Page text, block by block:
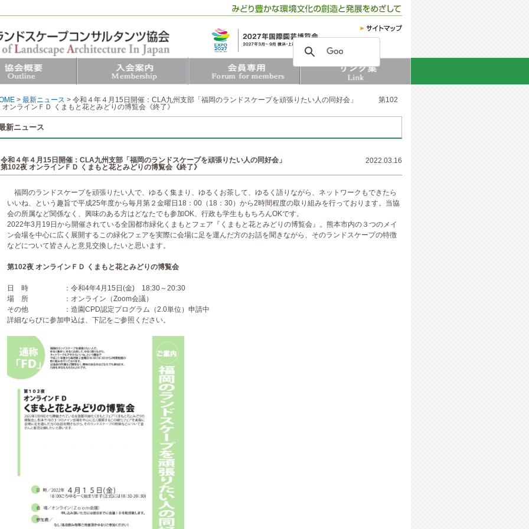
> 最新ニュース > 令和４年４月15日開催：CLA九州支部「福岡のランドスケープを頑張りたい人の同好会」 第102
オンラインＦＤ くまもと花とみどりの博覧会《終了》
新ニュース
令和４年４月15日開催：CLA九州支部「福岡のランドスケープを頑張りたい人の同好会」
第102夜 オンラインＦＤ くまもと花とみどりの博覧会《終了》
2022.03.16
福岡のランドスケープを頑張りたい人で、ゆるく集まり、ゆるくお茶して、ゆるく語りながら、ネットワークもできたら
いいね、という趣旨で平成25年度から毎月第２金曜日18：00（18：30）から2時間程度の取り組みを行っております。当協
会の所属など関係なく、興味のある方はどなたでも参加OK、行政も学生ももちろんOKです。
2022年3月19日から開催されている全国都市緑化くまもとフェア『くまもと花とみどりの博覧会』。熊本市内の３つのメイ
ン会場を中心に広く展開するこの緑化フェアを実際に会場に足を運んだ方のお話を聞きながら、そのランドスケープの特徴
などについて皆さんと意見交換したいと思います。
第102夜 オンラインＦＤ くまもと花とみどりの博覧会
日 時 ：令和4年4月15日(金) 18:30～20:30
場 所 ：オンライン（Zoom会議）
その他 ：造園CPD認定プログラム（2.0単位）申請中
詳細ならびに参加申込は、下記をご参照ください。